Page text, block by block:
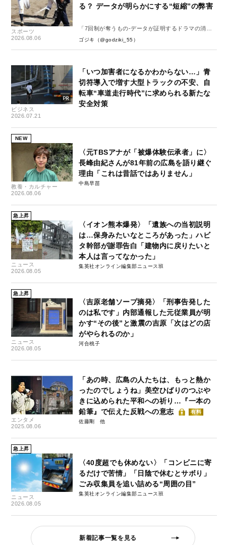
スポーツ
2026.08.06
る？ データが明らかにする“短縮”の弊害
「7回制が奪うもの-データが証明するドラマの消
失-」
ゴジキ（@godziki_55）
ビジネス
2026.07.21
「いつ加害者になるかわからない…」青
切符導入で増す大型トラックの不安、自
転車“車道走行時代”に求められる新たな
安全対策
NEW
教養・カルチャー
2026.08.06
〈元TBSアナが「被爆体験伝承者」に〉
長峰由紀さんが81年前の広島を語り継ぐ
理由「これは昔話ではありません」
中島早苗
急上昇
ニュース
2026.08.05
〈イオン熊本爆発〉「遺族への当初説明
は…保身みたいなところがあった」ハビ
タ幹部が謝罪告白「建物内に戻りたいと
本人は言ってなかった」
集英社オンライン編集部ニュース班
急上昇
ニュース
2026.08.05
〈吉原老舗ソープ摘発〉「刑事告発した
のは私です」内部通報した元従業員が明
かす“その後”と激震の吉原「次はどの店
がやられるのか」
河合桃子
エンタメ
2025.08.06
「あの時、広島の人たちは、もっと熱か
ったのでしょうね」美空ひばりのつぶや
きに込められた平和への祈り…『一本の
鉛筆』で伝えた反戦への意志
有料
佐藤剛
急上昇
ニュース
2026.08.05
〈40度超でも休めない〉「コンビニに寄
るだけで苦情」「日陰で休むとサボり」
ごみ収集員を追い詰める“周囲の目”
集英社オンライン編集部ニュース班
新着記事一覧を見る